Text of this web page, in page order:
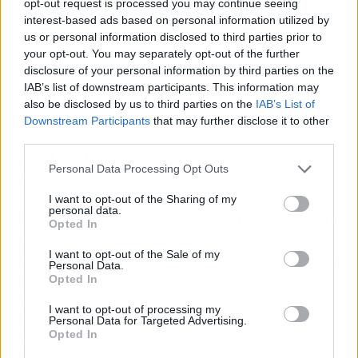
opt-out request is processed you may continue seeing
interest-based ads based on personal information utilized by
us or personal information disclosed to third parties prior to
your opt-out. You may separately opt-out of the further
disclosure of your personal information by third parties on the
IAB’s list of downstream participants. This information may
also be disclosed by us to third parties on the IAB’s List of
Downstream Participants that may further disclose it to other
Personal Data Processing Opt Outs
I want to opt-out of the Sharing of my
personal data.
Opted In
I want to opt-out of the Sale of my
Personal Data.
Opted In
I want to opt-out of processing my
Personal Data for Targeted Advertising.
Opted In
La falta de confianza en los modelos de datos
subyacentes, en particular en su auditabilidad,
explicabilidad y cumplimiento normativo. Sin
confianza en cómo los modelos toman
decisiones, muchas instituciones financieras
dudan en implementar la IA a gran escala.
estos retos?
Estos desafíos se pueden abordar mediante una
de auditoría exhaustivos y protocolos de prueba
robustos. Los marcos especializados de IA y
estructuras de gobernanza probadas con
arquitecturas de datos modernas, lo que